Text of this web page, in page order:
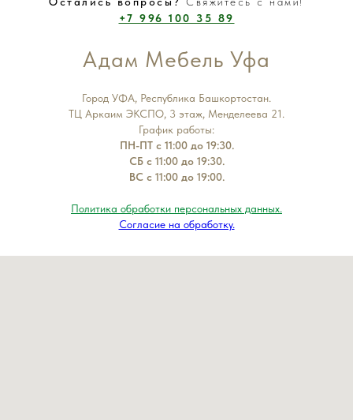
+7 996 100 35 89
Адам Мебель Уфа
Город УФА, Республика Башкортостан.
ТЦ Аркаим ЭКСПО, 3 этаж, Менделеева 21.
График работы:
ПН-ПТ с 11:00 до 19:30.
СБ с 11:00 до 19:30.
ВС с 11:00 до 19:00.
Политика обработки персональных данных.
Согласие на обработку.